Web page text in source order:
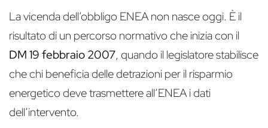
La vicenda dell’obbligo ENEA non nasce oggi. È il
risultato di un percorso normativo che inizia con il
DM 19 febbraio 2007, quando il legislatore stabilisce
che chi beneficia delle detrazioni per il risparmio
energetico deve trasmettere all’ENEA i dati
dell’intervento.